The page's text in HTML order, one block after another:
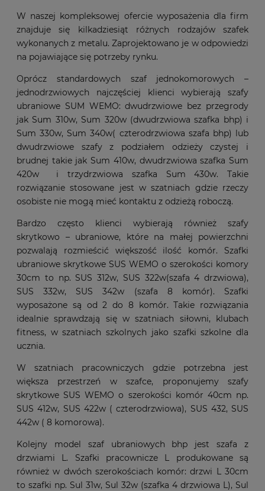
W naszej kompleksowej ofercie wyposażenia dla firm
znajduje się kilkadziesiąt różnych rodzajów szafek
wykonanych z metalu. Zaprojektowano je w odpowiedzi
na pojawiające się potrzeby rynku.
Oprócz standardowych szaf jednokomorowych –
jednodrzwiowych najczęściej klienci wybierają szafy
ubraniowe SUM WEMO: dwudrzwiowe bez przegrody
jak Sum 310w, Sum 320w (dwudrzwiowa szafka bhp) i
Sum 330w, Sum 340w( czterodrzwiowa szafa bhp) lub
dwudrzwiowe szafy z podziałem odzieży czystej i
brudnej takie jak Sum 410w, dwudrzwiowa szafka Sum
420w i trzydrzwiowa szafka Sum 430w. Takie
rozwiązanie stosowane jest w szatniach gdzie rzeczy
osobiste nie mogą mieć kontaktu z odzieżą roboczą.
Bardzo często klienci wybierają również szafy
skrytkowo – ubraniowe, które na małej powierzchni
pozwalają rozmieścić większość ilość komór. Szafki
ubraniowe skrytkowe SUS WEMO o szerokości komory
30cm to np. SUS 312w, SUS 322w(szafa 4 drzwiowa),
SUS 332w, SUS 342w (szafa 8 komór). Szafki
wyposażone są od 2 do 8 komór. Takie rozwiązania
idealnie sprawdzają się w szatniach siłowni, klubach
fitness, w szatniach szkolnych jako szafki szkolne dla
ucznia.
W szatniach pracowniczych gdzie potrzebna jest
większa przestrzeń w szafce, proponujemy szafy
skrytkowe SUS WEMO o szerokości komór 40cm np.
SUS 412w, SUS 422w ( czterodrzwiowa), SUS 432, SUS
442w ( 8 komorowa).
Kolejny model szaf ubraniowych bhp jest szafa z
drzwiami L. Szafki pracownicze L produkowane są
również w dwóch szerokościach komór: drzwi L 30cm
to szafki np. Sul 31w, Sul 32w (szafka 4 drzwiowa L), Sul